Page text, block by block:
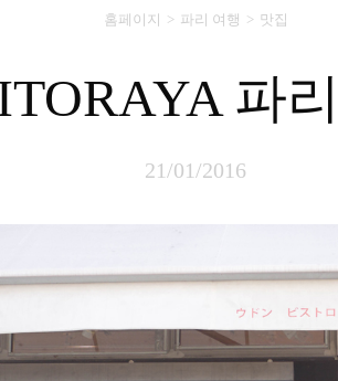
홈페이지 파리 여행 맛집
파
21/01/2016